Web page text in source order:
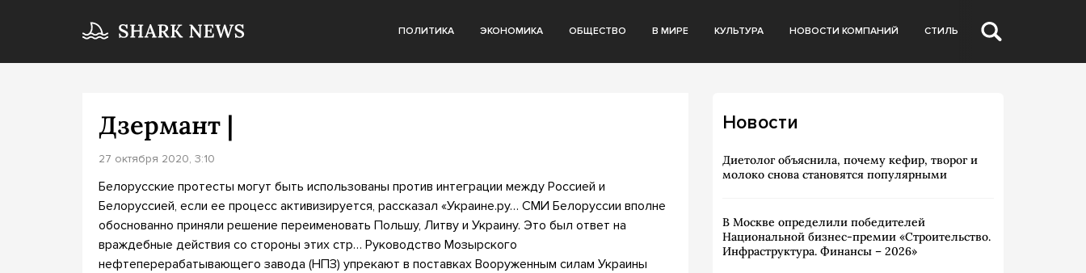
ПОЛИТИКА ЭКОНОМИКА ОБЩЕСТВО В МИРЕ КУЛЬТУРА НОВОСТИ КОМПАНИЙ СТИЛЬ
Дзермант |
27 октября 2020, 3:10
Белорусские протесты могут быть использованы против интеграции между Россией и
Белоруссией, если ее процесс активизируется, рассказал «Украине.ру… СМИ Белоруссии вполне
обоснованно приняли решение переименовать Польшу, Литву и Украину. Это был ответ на
враждебные действия со стороны этих стр… Руководство Мозырского
нефтеперерабатывающего завода (НПЗ) упрекают в поставках Вооруженным силам Украины
Новости
Диетолог объяснила, почему кефир, творог и
молоко снова становятся популярными
В Москве определили победителей
Национальной бизнес-премии «Строительство.
Инфраструктура. Финансы – 2026»